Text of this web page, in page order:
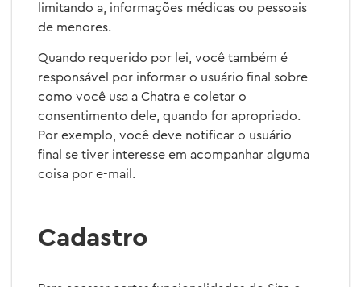
limitando a, informações médicas ou pessoais
de menores.
Quando requerido por lei, você também é
responsável por informar o usuário final sobre
como você usa a Chatra e coletar o
consentimento dele, quando for apropriado.
Por exemplo, você deve notificar o usuário
final se tiver interesse em acompanhar alguma
coisa por e-mail.
Cadastro